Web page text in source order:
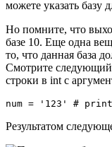
можете указать базу
Но помните, что
базе 10. Еще одна
то, что данная база
Смотрите следующий
строки в int с
num = '123' #
Результатом